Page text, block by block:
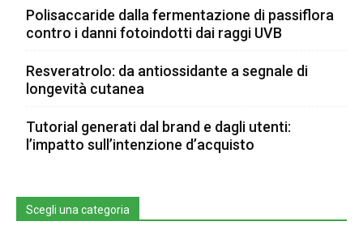
Polisaccaride dalla fermentazione di passiflora
contro i danni fotoindotti dai raggi UVB
Resveratrolo: da antiossidante a segnale di
longevità cutanea
Tutorial generati dal brand e dagli utenti:
l’impatto sull’intenzione d’acquisto
Scegli una categoria